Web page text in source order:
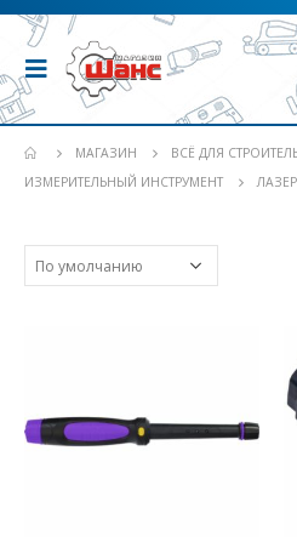
МАГАЗИН
ВСЁ ДЛЯ
ИЗМЕРИТЕЛЬНЫЙ ИНСТРУМЕНТ